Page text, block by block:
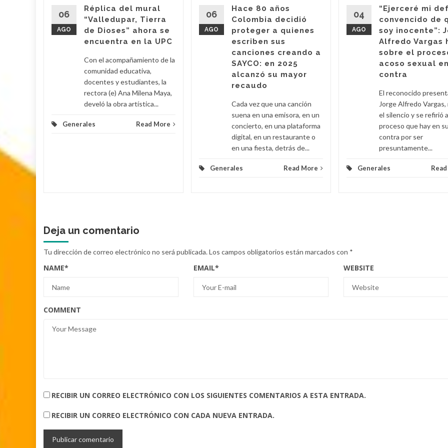
06
AGO
Réplica del mural
“Valledupar, Tierra
de Dioses” ahora se
encuentra en la UPC
Con el acompañamiento de la
comunidad educativa,
docentes y estudiantes, la
rectora (e) Ana Milena Maya,
develó la obra artística...
Generales Read More
06
AGO
Hace 80 años
Colombia decidió
proteger a quienes
escriben sus
canciones creando a
SAYCO: en 2025
alcanzó su mayor
recaudo
Cada vez que una canción
suena en una emisora, en un
concierto, en una plataforma
digital, en un restaurante o
en una fiesta, detrás de...
Generales Read More
04
AGO
“Ejerceré mi
convencido de
soy inocente”:
Alfredo Vargas
sobre el
acoso sexual
contra
El reconocido
Jorge Alfredo Vargas,
el silencio y se refirió
proceso que hay en su
contra por ser
presuntamente...
Generales
Deja un comentario
Tu dirección de correo electrónico no será publicada.Los campos obligatorios están marcados con *
NAME* EMAIL* WEBSITE
COMMENT
RECIBIR UN CORREO ELECTRÓNICO CON LOS SIGUIENTES COMENTARIOS A ESTA ENTRADA.
RECIBIR UN CORREO ELECTRÓNICO CON CADA NUEVA ENTRADA.